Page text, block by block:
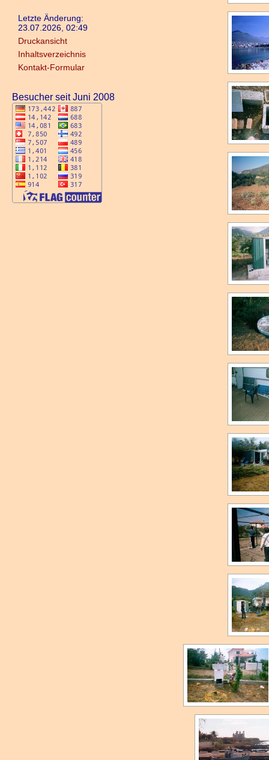
Letzte Änderung:
23.07.2026, 02:49
Druckansicht
Inhaltsverzeichnis
Kontakt-Formular
Besucher seit Juni 2008